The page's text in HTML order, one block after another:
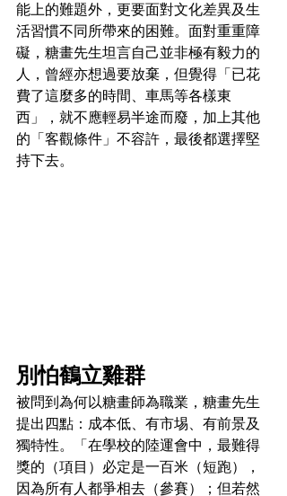
能上的難題外，更要面對文化差異及生
活習慣不同所帶來的困難。面對重重障
礙，糖畫先生坦言自己並非極有毅力的
人，曾經亦想過要放棄，但覺得「已花
費了這麼多的時間、車馬等各樣東
西」，就不應輕易半途而廢，加上其他
的「客觀條件」不容許，最後都選擇堅
持下去。
別怕鶴立雞群
被問到為何以糖畫師為職業，糖畫先生
提出四點：成本低、有市埸、有前景及
獨特性。「在學校的陸運會中，最難得
獎的（項目）必定是一百米（短跑），
因為所有人都爭相去（參賽）；但若然